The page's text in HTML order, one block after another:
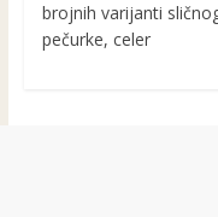
brojnih varijanti
pečurke, celer